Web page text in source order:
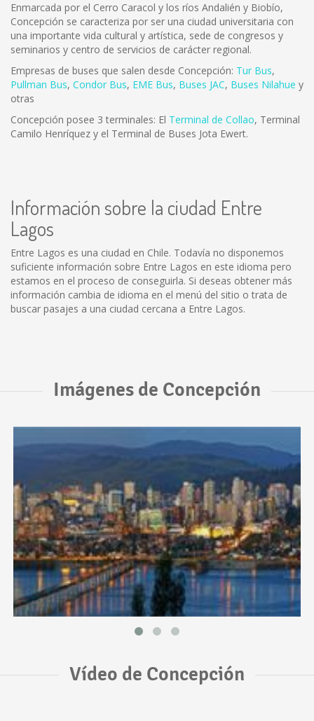
Enmarcada por el Cerro Caracol y los ríos Andalién y Biobío,
Concepción se caracteriza por ser una ciudad universitaria con
una importante vida cultural y artística, sede de congresos y
seminarios y centro de servicios de carácter regional.
Empresas de buses que salen desde Concepción: Tur Bus,
Pullman Bus, Condor Bus, EME Bus, Buses JAC, Buses Nilahue y
otras
Concepción posee 3 terminales: El Terminal de Collao, Terminal
Camilo Henríquez y el Terminal de Buses Jota Ewert.
Información sobre la ciudad Entre
Lagos
Entre Lagos es una ciudad en Chile. Todavía no disponemos
suficiente información sobre Entre Lagos en este idioma pero
estamos en el proceso de conseguirla. Si deseas obtener más
información cambia de idioma en el menú del sitio o trata de
buscar pasajes a una ciudad cercana a Entre Lagos.
Imágenes de Concepción
Vídeo de Concepción